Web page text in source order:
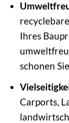
Ihres
schonen
Carports,